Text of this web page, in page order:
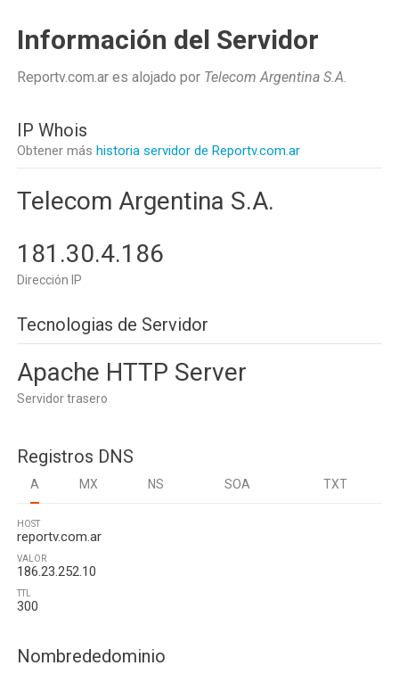
Información del Servidor
Reportv.com.ar es alojado por Telecom Argentina S.A.
IP Whois
Obtener más historia servidor de Reportv.com.ar
Telecom Argentina S.A.
181.30.4.186
Dirección IP
Tecnologias de Servidor
Apache HTTP Server
Servidor trasero
Registros DNS
A MX NS SOA TXT
HOST
reportv.com.ar
VALOR
186.23.252.10
TTL
300
Nombrededominio